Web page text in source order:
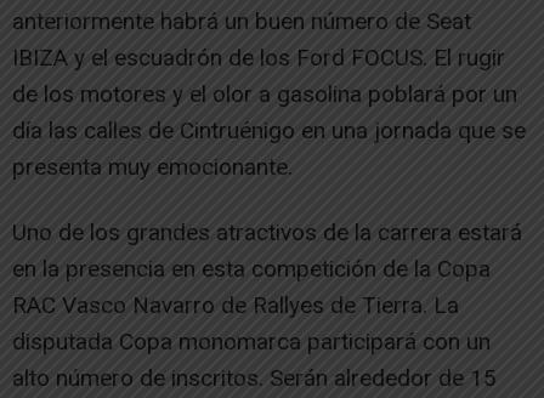
anteriormente habrá un buen número de Seat
IBIZA y el escuadrón de los Ford FOCUS. El rugir
de los motores y el olor a gasolina poblará por un
día las calles de Cintruénigo en una jornada que se
presenta muy emocionante.
Uno de los grandes atractivos de la carrera estará
en la presencia en esta competición de la Copa
RAC Vasco Navarro de Rallyes de Tierra. La
disputada Copa monomarca participará con un
alto número de inscritos. Serán alrededor de 15